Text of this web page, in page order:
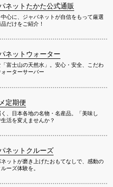
ネットたかた公式通販
心に、ジャパネットが自信をもって厳選
だけをご紹介！
ネットウォーター
富士山の天然水」。安心・安全、こだわ
ォーターサーバー
定期便
、日本各地の名物・名産品。「美味し
活を変えませんか？
ネットクルーズ
ネットが磨き上げたおもてなしで、感動の
ーズ体験を。